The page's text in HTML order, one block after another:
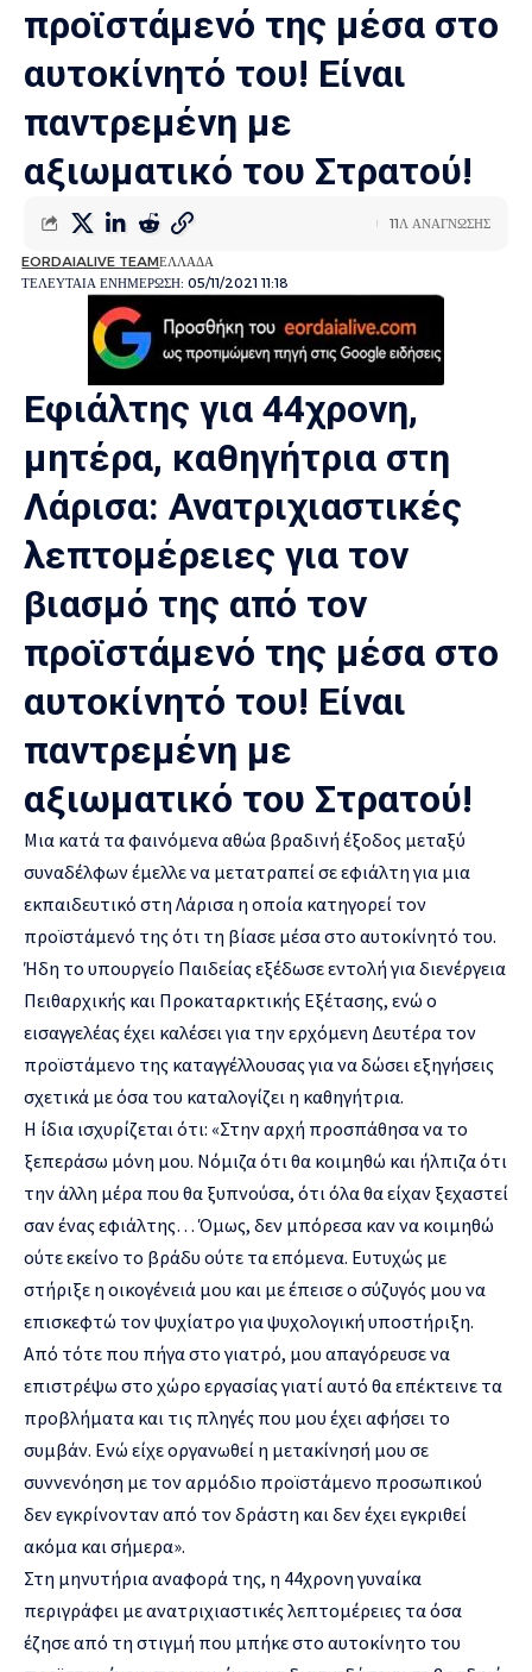
προϊστάμενό της μέσα στο
αυτοκίνητό του! Είναι
παντρεμένη με
αξιωματικό του Στρατού!
ΤΕΛΕΥΤΑΙΑ ΕΝΗΜΕΡΩΣΗ: 05/11/2021 11:18
EORDAIALIVE TEAMΕΛΛΑΔΑ
11Λ ΑΝΑΓΝΩΣΗΣ
Εφιάλτης για 44χρονη,
μητέρα, καθηγήτρια στη
Λάρισα: Ανατριχιαστικές
λεπτομέρειες για τον
βιασμό της από τον
προϊστάμενό της μέσα στο
αυτοκίνητό του! Είναι
παντρεμένη με
αξιωματικό του Στρατού!
Μια κατά τα φαινόμενα αθώα βραδινή έξοδος μεταξύ
συναδέλφων έμελλε να μετατραπεί σε εφιάλτη για μια
εκπαιδευτικό στη Λάρισα η οποία κατηγορεί τον
προϊστάμενό της ότι τη βίασε μέσα στο αυτοκίνητό του.
Ήδη το υπουργείο Παιδείας εξέδωσε εντολή για διενέργεια
Πειθαρχικής και Προκαταρκτικής Εξέτασης, ενώ ο
εισαγγελέας έχει καλέσει για την ερχόμενη Δευτέρα τον
προϊστάμενο της καταγγέλλουσας για να δώσει εξηγήσεις
σχετικά με όσα του καταλογίζει η καθηγήτρια.
Η ίδια ισχυρίζεται ότι: «Στην αρχή προσπάθησα να το
ξεπεράσω μόνη μου. Νόμιζα ότι θα κοιμηθώ και ήλπιζα ότι
την άλλη μέρα που θα ξυπνούσα, ότι όλα θα είχαν ξεχαστεί
σαν ένας εφιάλτης… Όμως, δεν μπόρεσα καν να κοιμηθώ
ούτε εκείνο το βράδυ ούτε τα επόμενα. Ευτυχώς με
στήριξε η οικογένειά μου και με έπεισε ο σύζυγός μου να
επισκεφτώ τον ψυχίατρο για ψυχολογική υποστήριξη.
Από τότε που πήγα στο γιατρό, μου απαγόρευσε να
επιστρέψω στο χώρο εργασίας γιατί αυτό θα επέκτεινε τα
προβλήματα και τις πληγές που μου έχει αφήσει το
συμβάν. Ενώ είχε οργανωθεί η μετακίνησή μου σε
συννενόηση με τον αρμόδιο προϊστάμενο προσωπικού
δεν εγκρίνονταν από τον δράστη και δεν έχει εγκριθεί
ακόμα και σήμερα».
Στη μηνυτήρια αναφορά της, η 44χρονη γυναίκα
περιγράφει με ανατριχιαστικές λεπτομέρειες τα όσα
έζησε από τη στιγμή που μπήκε στο αυτοκίνητο του